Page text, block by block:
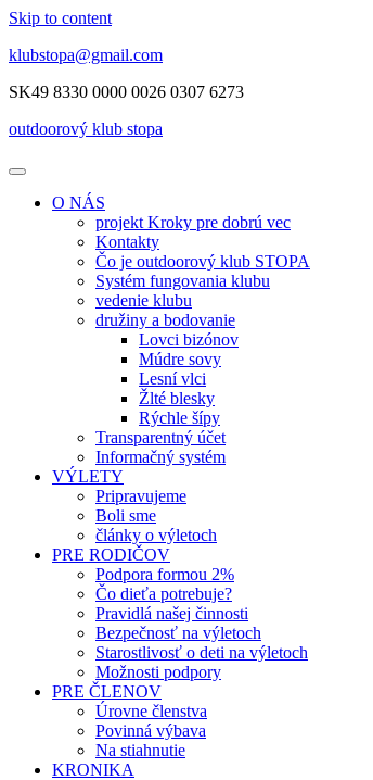
Skip to content
klubstopa@gmail.com
SK49 8330 0000 0026 0307 6273
outdoorový klub stopa
O NÁS
projekt Kroky pre dobrú vec
Kontakty
Čo je outdoorový klub STOPA
Systém fungovania klubu
vedenie klubu
družiny a bodovanie
Lovci bizónov
Múdre sovy
Lesní vlci
Žlté blesky
Rýchle šípy
Transparentný účet
Informačný systém
VÝLETY
Pripravujeme
Boli sme
články o výletoch
PRE RODIČOV
Podpora formou 2%
Čo dieťa potrebuje?
Pravidlá našej činnosti
Bezpečnosť na výletoch
Starostlivosť o deti na výletoch
Možnosti podpory
PRE ČLENOV
Úrovne členstva
Povinná výbava
Na stiahnutie
KRONIKA